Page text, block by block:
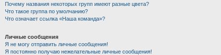
Почему названия некоторых групп имеют разные цвета?
Что такое группа по умолчанию?
Что означает ссылка «Наша команда»?
Личные сообщения
Я не могу отправить личные сообщения!
Я постоянно получаю нежелательные личные сообщения!